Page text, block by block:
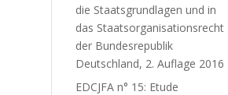
die Staatsgrundlagen und in
das Staatsorganisationsrecht
der Bundesrepublik
Deutschland, 2. Auflage 2016
EDCJFA n° 15: Etude